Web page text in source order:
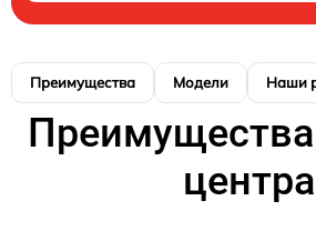
Преимущества Модели Наши
центра